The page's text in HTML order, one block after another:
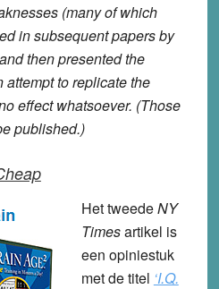
(many of which
in subsequent papers by
then presented the
attempt to replicate the
effect whatsoever. (Those
published.)
Het tweedeNY
Timesartikel is
een opiniestuk
met de titel ‘I.Q.